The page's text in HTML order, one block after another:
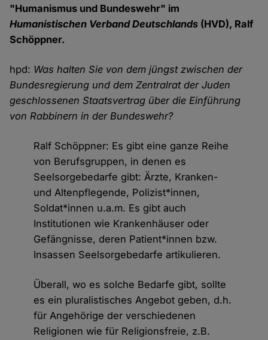
"Humanismus und Bundeswehr" im
Humanistischen Verband Deutschlands (HVD), Ralf
Schöppner.
hpd: Was halten Sie von dem jüngst zwischen der
Bundesregierung und dem Zentralrat der Juden
geschlossenen Staatsvertrag über die Einführung
von Rabbinern in der Bundeswehr?
Ralf Schöppner: Es gibt eine ganze Reihe
von Berufsgruppen, in denen es
Seelsorgebedarfe gibt: Ärzte, Kranken-
und Altenpflegende, Polizist*innen,
Soldat*innen u.a.m. Es gibt auch
Institutionen wie Krankenhäuser oder
Gefängnisse, deren Patient*innen bzw.
Insassen Seelsorgebedarfe artikulieren.
Überall, wo es solche Bedarfe gibt, sollte
es ein pluralistisches Angebot geben, d.h.
für Angehörige der verschiedenen
Religionen wie für Religionsfreie, z.B.